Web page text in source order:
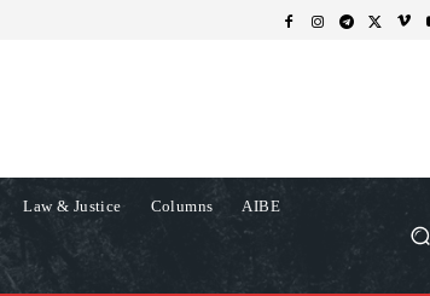
Law & Justice Columns AIBE